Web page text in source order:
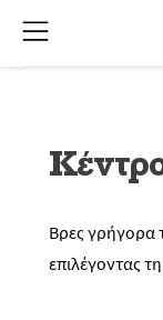
Βρες γρήγορα
επιλέγοντας